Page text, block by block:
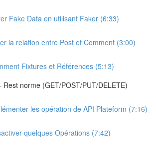
Fake Data en utilisant Faker (6:33)
la relation entre Post et Comment (3:00)
Fixtures et Références (5:13)
Rest norme (GET/POST/PUT/DELETE)
les opération de API Plateform (7:16)
quelques Opérations (7:42)